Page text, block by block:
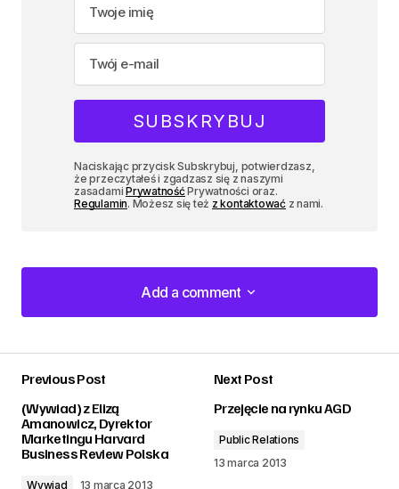
Naciskając przycisk Subskrybuj, potwierdzasz,
że przeczytałeś i zgadzasz się z naszymi
zasadamiPrywatnośćPrywatności oraz.
Regulamin. Możesz się też z kontaktowaćz nami.
Add a comment
Add a comment
Previous Post
(Wywiad) z Elizą
Amanowicz, Dyrektor
Marketingu Harvard
Business Review Polska
Wywiad 13 marca 2013
Next Post
Przejęcie na rynku AGD
Public Relations
13 marca 2013